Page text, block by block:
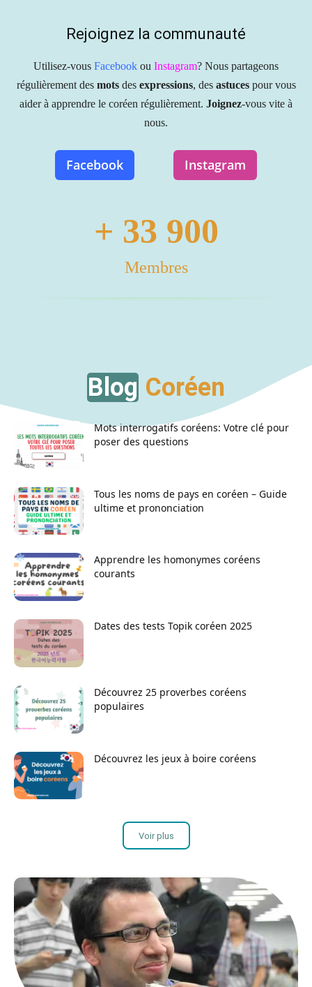
Rejoignez la communauté
Utilisez-vous Facebook ou Instagram? Nous partageons
régulièrement des motsdes expressions, des astucespour vous
aider à apprendre le coréen régulièrement. Joignez-vous vite à
nous.
Facebook Instagram
+ 33 900
Membres
Blog Coréen
Mots interrogatifs coréens: Votre clé pour
poser des questions
Tous les noms de pays en coréen – Guide
ultime et prononciation
Apprendre les homonymes coréens
courants
Dates des tests Topik coréen 2025
Découvrez 25 proverbes coréens
populaires
Découvrez les jeux à boire coréens
Voir plus